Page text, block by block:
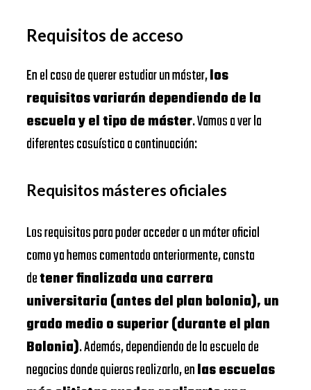
Requisitos de acceso
En el caso de querer estudiar un máster,los
requisitos variarán dependiendo de la
escuela y el tipo de máster. Vamos a ver la
diferentes casuística a continuación:
Requisitos másteres oficiales
Los requisitos para poder acceder a un máter oficial
como ya hemos comentado anteriormente, consta
detener finalizada una carrera
universitaria (antes del plan bolonia), un
grado medio o superior (durante el plan
Bolonia). Además, dependiendo de la escuela de
negocios donde quieras realizarlo, enlas escuelas